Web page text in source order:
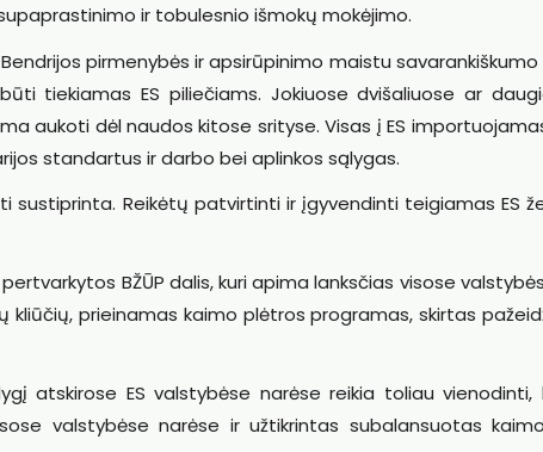
ir tobulesnio išmokų mokėjimo.
pirmenybės ir apsirūpinimo maistu savarankiškumo
tiekiamas ES piliečiams. Jokiuose dvišaliuose ar
aukoti dėl naudos kitose srityse. Visas į ES
standartus ir darbo bei aplinkos sąlygas.
sustiprinta. Reikėtų patvirtinti ir įgyvendinti teigiamas ES
BŽŪP dalis, kuri apima lanksčias visose
prieinamas kaimo plėtros programas, skirtas
atskirose ES valstybėse narėse reikia toliau
valstybėse narėse ir užtikrintas subalansuotas